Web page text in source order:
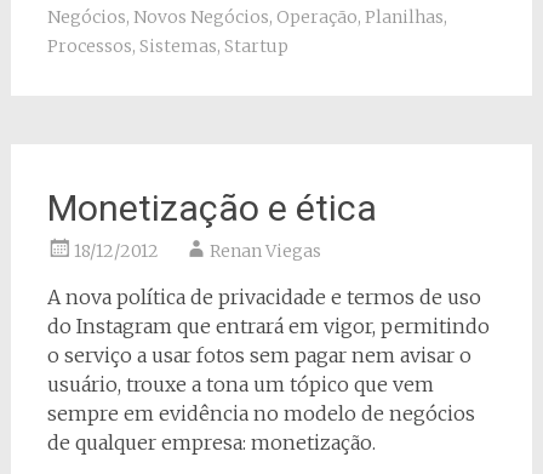
Negócios, Novos Negócios, Operação, Planilhas,
Processos, Sistemas, Startup
Monetização e ética
18/12/2012 Renan Viegas
A nova política de privacidade e termos de uso
do Instagram que entrará em vigor, permitindo
o serviço a usar fotos sem pagar nem avisar o
usuário, trouxe a tona um tópico que vem
sempre em evidência no modelo de negócios
de qualquer empresa: monetização.